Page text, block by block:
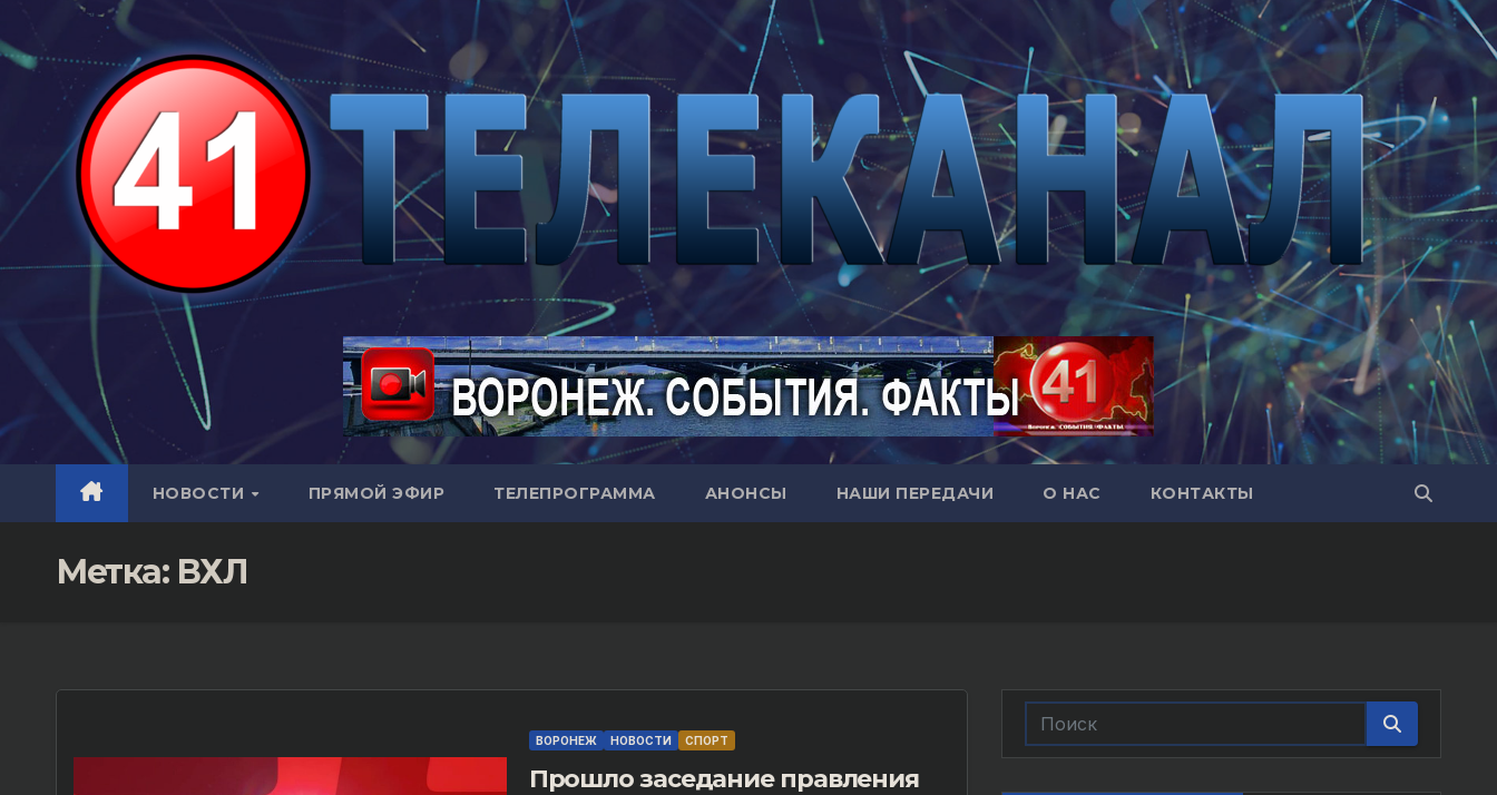
к
содержимому
НОВОСТИ ПРЯМОЙ ЭФИР ТЕЛЕПРОГРАММА АНОНСЫ НАШИ ПЕРЕДАЧИ О НАС КОНТАКТЫ
Метка: ВХЛ
ВОРОНЕЖ НОВОСТИ СПОРТ
Прошло заседание правления